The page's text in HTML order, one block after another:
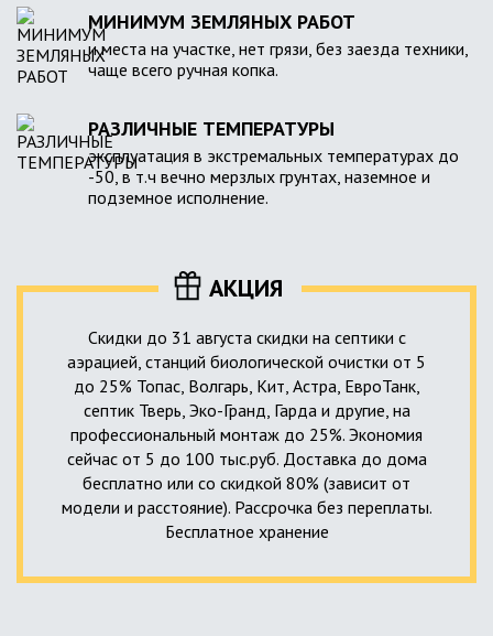
МИНИМУМ ЗЕМЛЯНЫХ РАБОТ
и места на участке, нет грязи, без заезда техники,
чаще всего ручная копка.
РАЗЛИЧНЫЕ ТЕМПЕРАТУРЫ
эксплуатация в экстремальных температурах до
-50, в т.ч вечно мерзлых грунтах, наземное и
подземное исполнение.
АКЦИЯ
Скидки до 31 августа скидки на септики с
аэрацией, станций биологической очистки от 5
до 25% Топас, Волгарь, Кит, Астра, ЕвроТанк,
септик Тверь, Эко-Гранд, Гарда и другие, на
профессиональный монтаж до 25%. Экономия
сейчас от 5 до 100 тыс.руб. Доставка до дома
бесплатно или со скидкой 80% (зависит от
модели и расстояние). Рассрочка без переплаты.
Бесплатное хранение